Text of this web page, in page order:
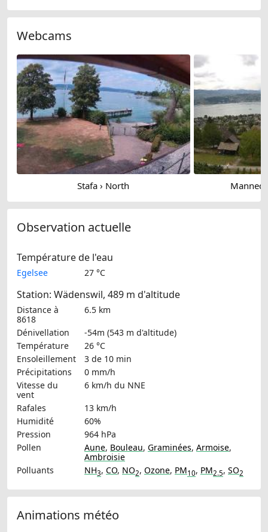
Webcams
Stafa › North
Observation actuelle
Température de l'eau
Egelsee 27 °C
Station: Wädenswil, 489 m d'altitude
Distance à
8618
6.5 km
Dénivellation
-54m (543 m d'altitude)
Température
26 °C
Ensoleillement
3 de 10 min
Précipitations
0 mm/h
Vitesse du
vent
6 km/h du NNE
Rafales
13 km/h
Humidité
60%
Pression
964 hPa
Pollen
Aune, Bouleau, Graminées, Armoise,
Ambroisie
Polluants
NH3, CO, NO2, Ozone, PM10, PM2.5, SO2
Animations météo